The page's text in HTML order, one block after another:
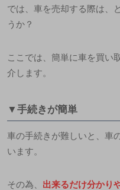
では、車を売却する際は、
うか ？
ここでは、簡単に車を買い
介します。
▼手続きが簡単
車の手続きが難しいと、車
います。
その為、 出来るだけ分かり